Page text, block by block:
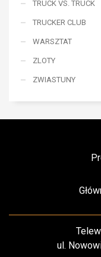
TRUCK VS. TRUCK
TRUCKER CLUB
WARSZTAT
ZLOTY
ZWIASTUNY
ul.